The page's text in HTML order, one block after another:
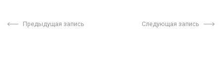
Предыдущая запись Следующая запись